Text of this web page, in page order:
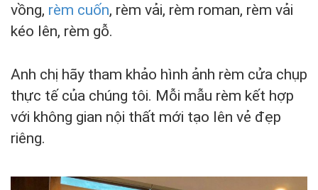
vồng, rèm cuốn, rèm vải, rèm roman, rèm vải
kéo lên, rèm gỗ.
Anh chị hãy tham khảo hình ảnh rèm cửa chụp
thực tế của chúng tôi. Mỗi mẫu rèm kết hợp
với không gian nội thất mới tạo lên vẻ đẹp
riêng.